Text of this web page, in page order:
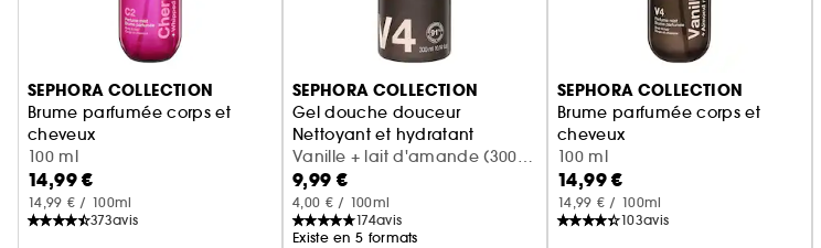
Ignorer le carrousel produits
SEPHORA COLLECTION
Brume parfumée corps et
cheveux
Cerise + crème fouettée
100 ml
14,99 €
14,99 € / 100ml
373avis
SEPHORA COLLECTION
Gel douche douceur
Nettoyant et hydratant
Vanille + lait d'amande (300
ml)
9,99 €
4,00 € / 100ml
174avis
Existe en 5 formats
SEPHORA COLLECTION
Brume parfumée corps et
cheveux
Vanille + lait d'amande
100 ml
14,99 €
14,99 € / 100ml
103avis